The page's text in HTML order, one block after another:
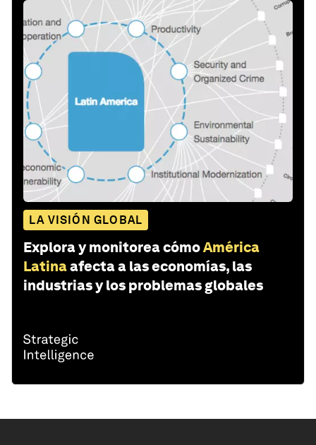
LA VISIÓN GLOBAL
Explora y monitorea cómoAmérica
Latinaafecta a las economías, las
industrias y los problemas globales